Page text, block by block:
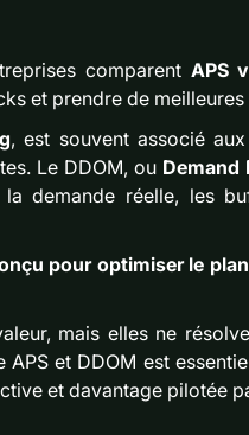
comparent APS
et prendre de
, est souvent associé
Le DDOM, ou Demand
demande réelle, les
pour optimiser le
mais elles ne
et DDOM est
et davantage pilotée